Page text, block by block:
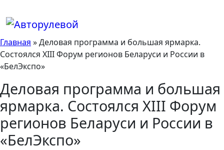
to
content
Главная »Деловая программа и большая ярмарка.
Состоялся XIII Форум регионов Беларуси и России в
«БелЭкспо»
Деловая программа и большая
ярмарка. Состоялся XIII Форум
регионов Беларуси и России в
«БелЭкспо»